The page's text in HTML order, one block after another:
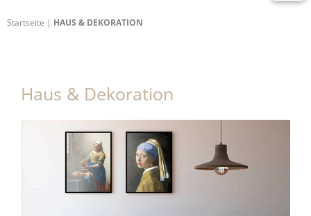
Startseite | HAUS & DEKORATION
Haus & Dekoration